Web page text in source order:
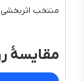
منتخب اثربخشی
مقایسهٔ